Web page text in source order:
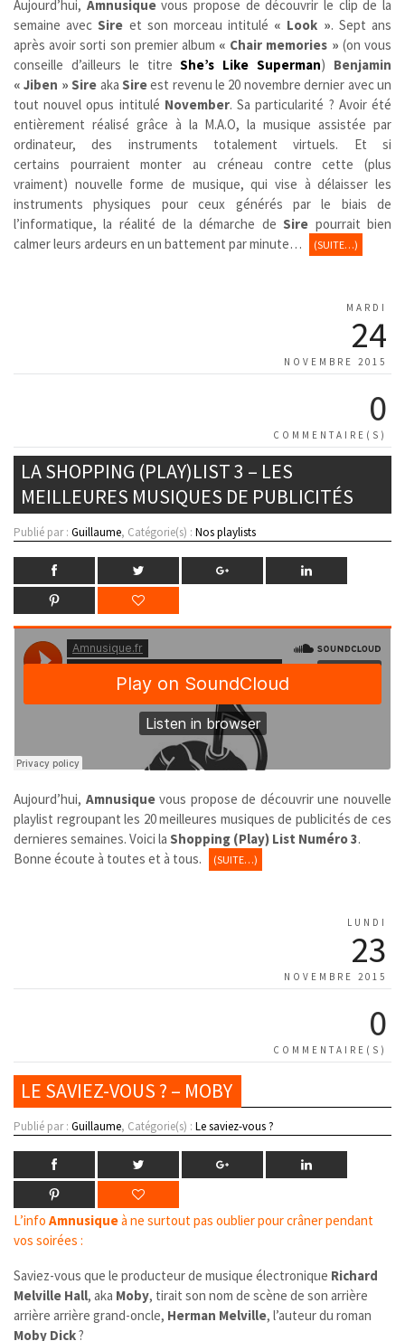
Aujourd’hui, Amnusiquevous propose de découvrir le clip de la
semaine avecSire et son morceau intitulé « Look ». Sept ans
après avoir sorti son premier album « Chair memories » (on vous
conseille d’ailleurs le titre She’s Like Superman) Benjamin
« Jiben » Sire aka Sireest revenu le 20 novembre dernier avec un
tout nouvel opus intitulé November. Sa particularité ? Avoir été
entièrement réalisé grâce à la M.A.O, la musique assistée par
ordinateur, des instruments totalement virtuels. Et si
certains pourraient monter au créneau contre cette (plus
vraiment) nouvelle forme de musique, qui vise à délaisser les
instruments physiques pour ceux générés par le biais de
l’informatique, la réalité de la démarche deSire pourrait bien
calmer leurs ardeurs en un battement par minute…
(SUITE…)
MARDI
24
NOVEMBRE 2015
0
COMMENTAIRE(S)
LA SHOPPING (PLAY)LIST 3 – LES
MEILLEURES MUSIQUES DE PUBLICITÉS
Publié par : Guillaume, Catégorie(s) : Nos playlists
Aujourd’hui, Amnusiquevous propose de découvrir une nouvelle
playlist regroupant les 20 meilleures musiques de publicités de ces
dernieres semaines. Voici la Shopping (Play) List Numéro 3.
Bonne écoute à toutes et à tous.
(SUITE…)
LUNDI
23
NOVEMBRE 2015
0
COMMENTAIRE(S)
LE SAVIEZ-VOUS ? – MOBY
Publié par : Guillaume, Catégorie(s) : Le saviez-vous ?
L’info Amnusiqueà ne surtout pas oublier pour crâner pendant
vos soirées :
Saviez-vous que le producteur de musique électronique Richard
Melville Hall, aka Moby, tirait son nom de scène de son arrière
arrière arrière grand-oncle, Herman Melville, l’auteur du roman
Moby Dick?